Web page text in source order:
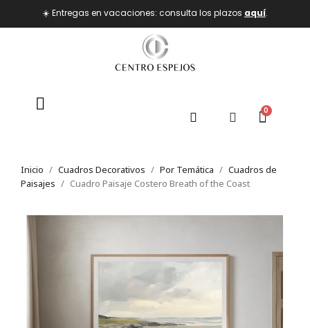
☀️ Entregas en vacaciones: consulta los plazos aquí.
Inicio Cuadros Decorativos Por Temática
Cuadros de
Paisajes
Cuadro Paisaje Costero Breath of the Coast